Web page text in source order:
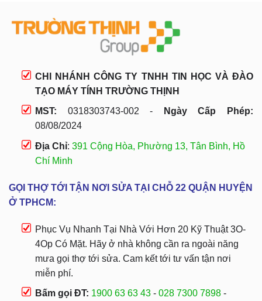
CHI NHÁNH CÔNG TY TNHH TIN HỌC VÀ ĐÀO
TẠO MÁY TÍNH TRƯỜNG THỊNH
MST: 0318303743-002 -
Ngày Cấp Phép:
08/08/2024
Địa Chỉ: 391 Cộng Hòa, Phường 13, Tân Bình, Hồ
Chí Minh
GỌI THỢ TỚI TẬN NƠI SỬA TẠI CHỖ 22 QUẬN HUYỆN
Ở TPHCM:
Phục Vụ Nhanh Tại Nhà Với Hơn 20 Kỹ Thuật 3O-
4Op Có Mặt. Hãy ở nhà không cần ra ngoài năng
mưa gọi thợ tới sửa. Cam kết tới tư vấn tận nơi
miễn phí.
Bấm gọi ĐT: 1900 63 63 43 - 028 7300 7898 -